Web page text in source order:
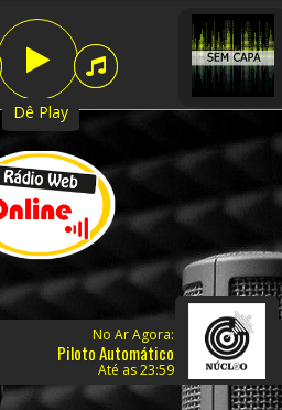
Dê Play
No Ar Agora:
Piloto Automático
Até as 23:59